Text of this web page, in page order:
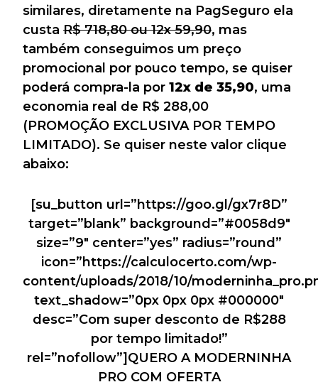
similares, diretamente na PagSeguro ela
custa R$ 718,80 ou 12x 59,90, mas
também conseguimos um preço
promocional por pouco tempo, se quiser
poderá compra-la por 12x de 35,90, uma
economia real de R$ 288,00
(PROMOÇÃO EXCLUSIVA POR TEMPO
LIMITADO). Se quiser neste valor clique
abaixo:
[su_button url=”https://goo.gl/gx7r8D”
target=”blank” background=”#0058d9″
size=”9″ center=”yes” radius=”round”
icon=”https://calculocerto.com/wp-
content/uploads/2018/10/
text_shadow=”0px 0px 0px #000000″
desc=”Com super desconto de R$288
por tempo limitado!”
rel=”nofollow”]QUERO A MODERNINHA
PRO COM OFERTA